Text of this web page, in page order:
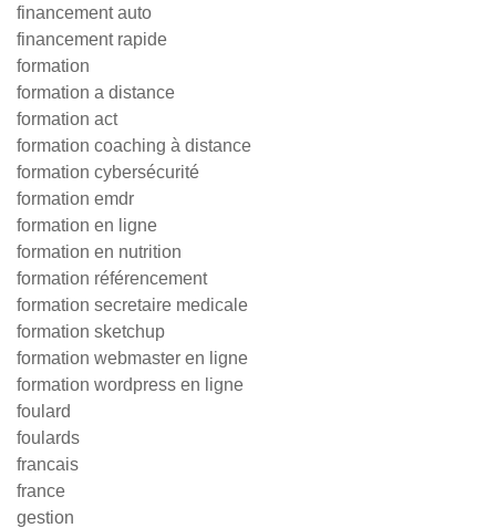
financement auto
financement rapide
formation
formation a distance
formation act
formation coaching à distance
formation cybersécurité
formation emdr
formation en ligne
formation en nutrition
formation référencement
formation secretaire medicale
formation sketchup
formation webmaster en ligne
formation wordpress en ligne
foulard
foulards
francais
france
gestion